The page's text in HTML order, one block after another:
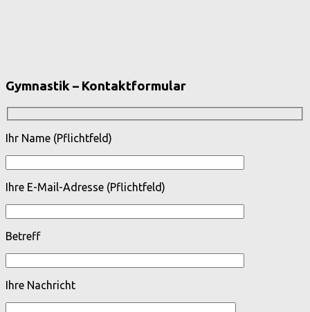
Gymnastik – Kontaktformular
Ihr Name (Pflichtfeld)
Ihre E-Mail-Adresse (Pflichtfeld)
Betreff
Ihre Nachricht